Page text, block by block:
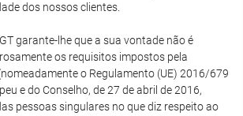
dos nossos clientes.
garante-lhe que a sua vontade não é
os requisitos impostos pela
o Regulamento (UE) 2016/679
e do Conselho, de 27 de abril de 2016,
pessoas singulares no que diz respeito ao